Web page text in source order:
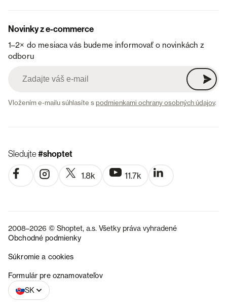
Novinky z e-commerce
1–2× do mesiaca vás budeme informovať o novinkách z
odboru
Vložením e-mailu súhlasíte spodmienkami ochrany osobných údajov.
Sledujte#shoptet
1.8k 11.7k
2008–2026 © Shoptet, a.s. Všetky práva vyhradené
Obchodné podmienky
Súkromie a cookies
Formulár pre oznamovateľov
SK